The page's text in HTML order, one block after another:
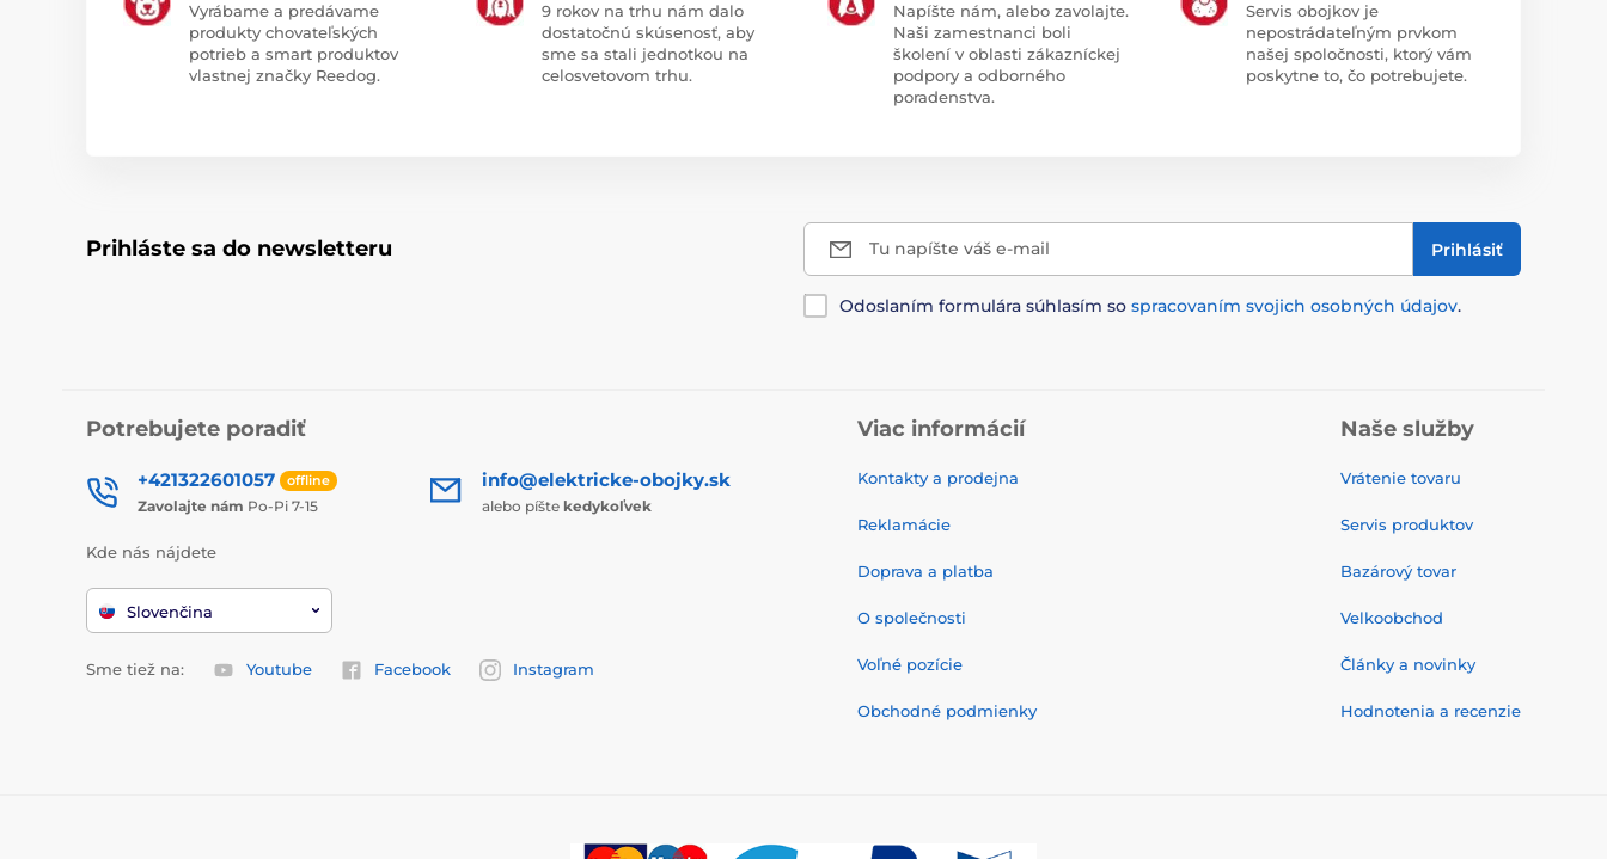
Vyrábame a predávame
produkty chovateľských
potrieb a smart produktov
vlastnej značky Reedog.
9 rokov na trhu nám dalo
dostatočnú skúsenosť, aby
sme sa stali jednotkou na
celosvetovom trhu.
Napíšte nám, alebo zavolajte.
Naši zamestnanci boli
školení v oblasti zákazníckej
podpory a odborného
poradenstva.
Servis obojkov je
nepostrádateľným prvkom
našej spoločnosti, ktorý vám
poskytne to, čo potrebujete.
Prihláste sa do newsletteru Tu napíšte váš e-mail Prihlásiť
Odoslaním formulára súhlasím so spracovaním svojich osobných údajov.
Potrebujete poradiť
+421322601057 offline
Zavolajte nám Po-Pi 7-15
info@elektricke-obojky.sk
alebo píšte kedykoľvek
Kde nás nájdete
Slovenčina
Sme tiež na: Youtube Facebook Instagram
Viac informácií
Kontakty a prodejna
Reklamácie
Doprava a platba
O společnosti
Voľné pozície
Obchodné podmienky
Naše služby
Vrátenie tovaru
Servis produktov
Bazárový tovar
Velkoobchod
Články a novinky
Hodnotenia a recenzie